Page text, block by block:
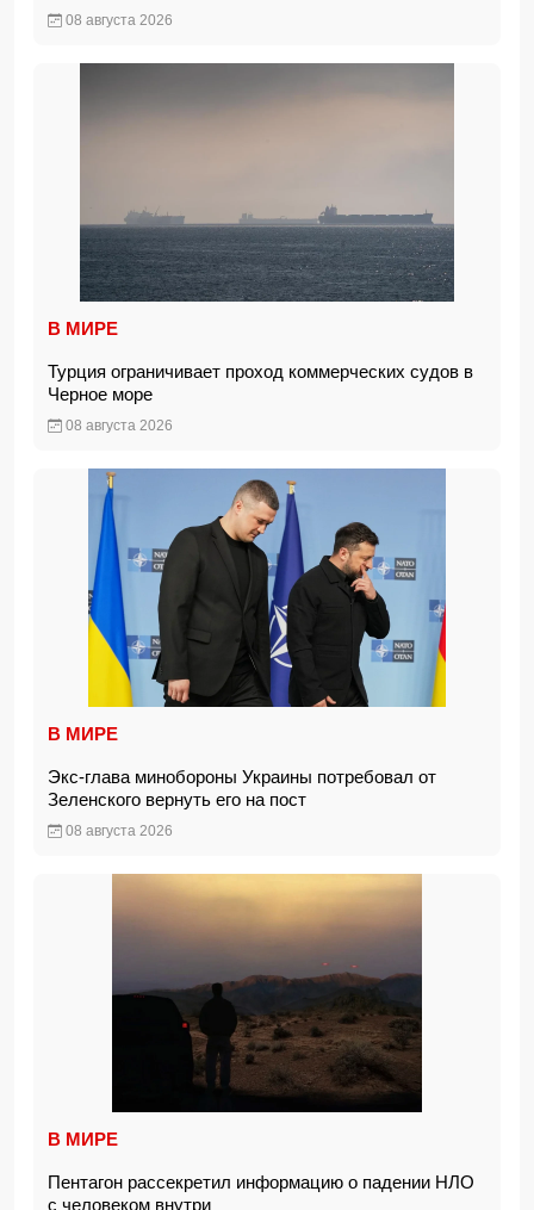
08 августа 2026
В МИРЕ
Турция ограничивает проход коммерческих судов в
Черное море
08 августа 2026
В МИРЕ
Экс-глава минобороны Украины потребовал от
Зеленского вернуть его на пост
08 августа 2026
В МИРЕ
Пентагон рассекретил информацию о падении НЛО
с человеком внутри